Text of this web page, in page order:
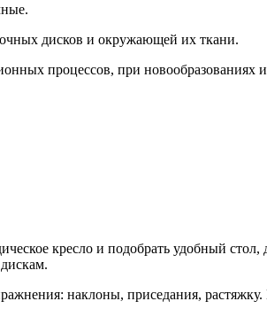
дисков и окружающей их ткани.
процессов, при новообразованиях и
кресло и подобрать удобный
наклоны, приседания, растяжку.